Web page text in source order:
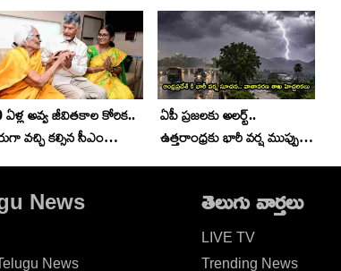
ఏళ్ల అవ్వ జీవితకాల కోరిక..
వచ్చి కల్సిన సీఎం
ఏపీ ప్రజలకు అలర్ట్..
ఉత్తరాంధ్రకు భారీ వర్ష ముప్పు..
News
News
తెలుగు వార్తలు
LIVE TV
Trending News